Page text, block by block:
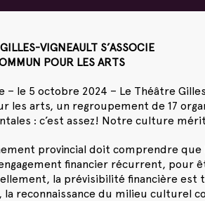
VIGNEAULT S’ASSOCIE
POUR LES ARTS
– le 5 octobre 2024 – Le Théâtre
les arts, un regroupement de 17
: c’est assez! Notre culture
provincial doit comprendre
financier récurrent, pour
la prévisibilité financière
la reconnaissance du milieu culturel